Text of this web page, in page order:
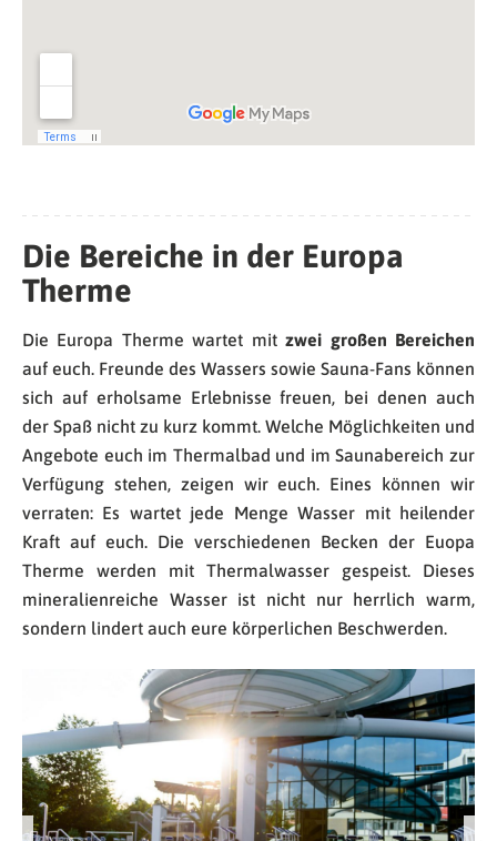
Die Bereiche in der Europa
Therme
Die Europa Therme wartet mitzwei großen Bereichen
auf euch. Freunde des Wassers sowie Sauna-Fans können
sich auf erholsame Erlebnisse freuen, bei denen auch
der Spaß nicht zu kurz kommt. Welche Möglichkeiten und
Angebote euch im Thermalbad und im Saunabereich zur
Verfügung stehen, zeigen wir euch. Eines können wir
verraten: Es wartet jede Menge Wasser mit heilender
Kraft auf euch. Die verschiedenen Becken der Euopa
Therme werden mit Thermalwasser gespeist. Dieses
mineralienreiche Wasser ist nicht nur herrlich warm,
sondern lindert auch eure körperlichen Beschwerden.